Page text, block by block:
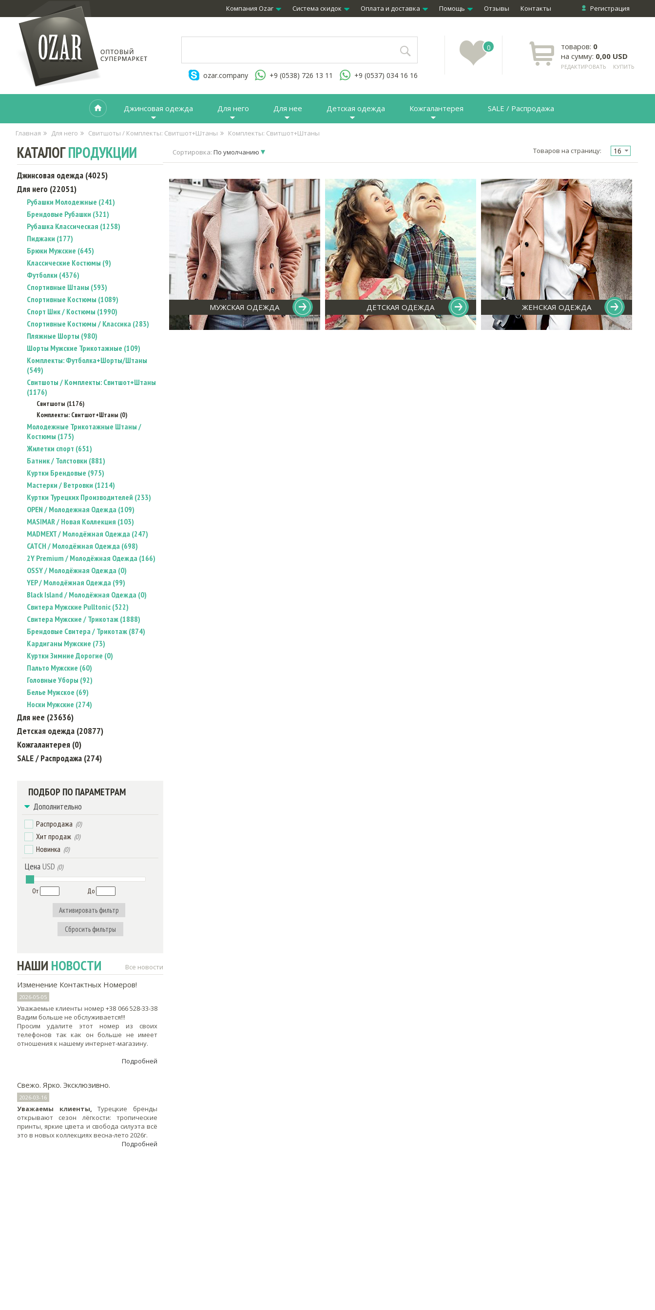
Регистрация
Компания Ozar Система скидок Оплата и доставка Помощь Отзывы Контакты
ozar.company +9 (0538) 726 13 11 +9 (0537) 034 16 16
0 товаров: 0
на сумму: 0,00 USD
РЕДАКТИРОВАТЬ КУПИТЬ
Джинсовая одежда Для него Для нее Детская одежда Кожгалантерея SALE / Распродажа
Главная Для него Свитшоты / Комплекты: Свитшот+Штаны Комплекты: Свитшот+Штаны
КАТАЛОГПРОДУКЦИИ
Джинсовая одежда (4025)
Для него (22051)
Рубашки Молодежные (241)
Брендовые Рубашки (321)
Рубашка Классическая (1258)
Пиджаки (177)
Брюки Мужские (645)
Классические Костюмы (9)
Футболки (4376)
Спортивные Штаны (593)
Спортивные Костюмы (1089)
Спорт Шик / Костюмы (1990)
Спортивные Костюмы / Классика (283)
Пляжные Шорты (980)
Шорты Мужские Трикотажные (109)
Комплекты: Футболка+Шорты/Штаны
(549)
Свитшоты / Комплекты: Свитшот+Штаны
(1176)
Свитшоты (1176)
Комплекты: Свитшот+Штаны (0)
Молодежные Трикотажные Штаны /
Костюмы (175)
Жилетки спорт (651)
Батник / Толстовки (881)
Куртки Брендовые (975)
Мастерки / Ветровки (1214)
Куртки Турецких Производителей (233)
OPEN / Молодежная Одежда (109)
MASIMAR / Новая Коллекция (103)
MADMEXT / Молодёжная Одежда (247)
CATCH / Молодёжная Одежда (698)
2Y Premium / Молодёжная Одежда (166)
OSSY / Молодёжная Одежда (0)
YEP / Молодёжная Одежда (99)
Black Island / Молодёжная Одежда (0)
Свитера Мужские Pulltonic (522)
Свитера Мужские / Трикотаж (1888)
Брендовые Свитера / Трикотаж (874)
Кардиганы Мужские (73)
Куртки Зимние Дорогие (0)
Пальто Мужские (60)
Головные Уборы (92)
Белье Мужское (69)
Носки Мужские (274)
Для нее (23636)
Детская одежда (20877)
Кожгалантерея (0)
SALE / Распродажа (274)
ПОДБОР ПО ПАРАМЕТРАМ
Дополнительно
Распродажа (0)
Хит продаж (0)
Новинка (0)
ЦенаUSD (0)
От До
Активировать фильтр
Сбросить фильтры
НАШИ НОВОСТИ Все новости
Изменение Контактных Номеров!
2026-05-05
Уважаемые клиенты номер +38 066 528-33-38
Вадим больше не обслуживается!!!
Просим удалите этот номер из своих
телефонов так как он больше не имеет
отношения к нашему интернет-магазину.
Подробней
Свежо. Ярко. Эксклюзивно.
2026-03-16
Уважаемы клиенты,Турецкие бренды
открывают сезон лёгкости: тропические
принты, яркие цвета и свобода силуэта всё
это в новых коллекциях весна-лето 2026г.
Подробней
Сортировка: По умолчанию Товаров на страницу: 16
МУЖСКАЯ ОДЕЖДА ДЕТСКАЯ ОДЕЖДА ЖЕНСКАЯ ОДЕЖДА